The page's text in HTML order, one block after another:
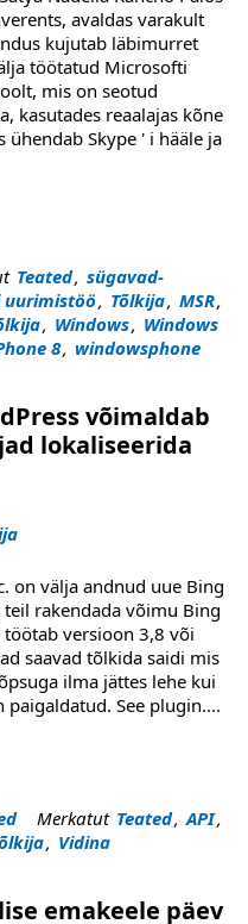
avaldas varakult
kujutab läbimurret
töötatud Microsofti
mis on seotud
kasutades reaalajas kõne
Skype ' i hääle ja
tõlkimisel Skype
Teated, sügavad-
, Tõlkija, MSR,
, Windows, Windows
8, windowsphone
võimaldab
lokaliseerida
on välja andnud uue Bing
rakendada võimu Bing
versioon 3,8 või
saavad tõlkida saidi mis
ilma jättes lehe kui
See plugin....
võimaldab Webmasters
Merkatut Teated, API,
, Vidina
emakeele päev